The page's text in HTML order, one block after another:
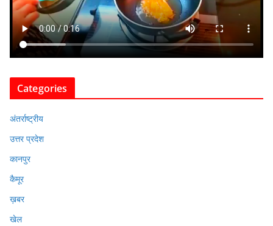
Categories
अंतर्राष्ट्रीय
उत्तर प्रदेश
कानपुर
कैमूर
ख़बर
खेल